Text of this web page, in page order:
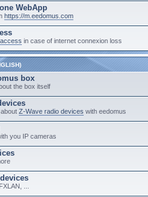
WebApp
https://m.eedomus.com
in case of internet connexion loss
box
the box itself
Z-Wave radio devices with eedomus
you IP cameras
...